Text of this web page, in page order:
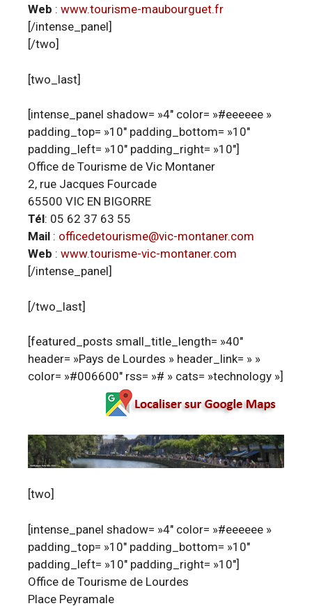
Web : www.tourisme-maubourguet.fr
[/intense_panel]
[/two]
[two_last]
[intense_panel shadow= »4″ color= »#eeeeee »
padding_top= »10″ padding_bottom= »10″
padding_left= »10″ padding_right= »10″]
Office de Tourisme de Vic Montaner
2, rue Jacques Fourcade
65500 VIC EN BIGORRE
Tél: 05 62 37 63 55
Mail : officedetourisme@vic-montaner.com
Web : www.tourisme-vic-montaner.com
[/intense_panel]
[/two_last]
[featured_posts small_title_length= »40″
header= »Pays de Lourdes » header_link= » »
color= »#006600″ rss= »# » cats= »technology »]
[two]
[intense_panel shadow= »4″ color= »#eeeeee »
padding_top= »10″ padding_bottom= »10″
padding_left= »10″ padding_right= »10″]
Office de Tourisme de Lourdes
Place Peyramale